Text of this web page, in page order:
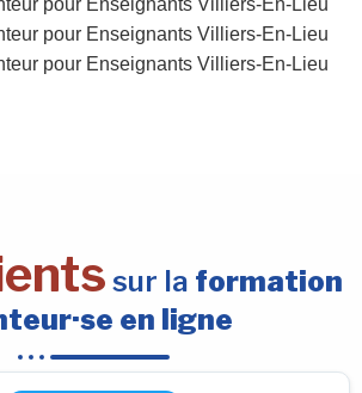
sur la formation
en ligne